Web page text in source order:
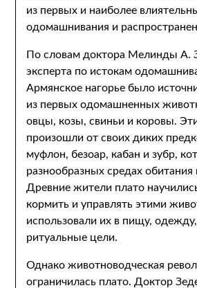
из первых и наиболее
одомашнивания и
По словам доктора Мелинды А.
эксперта по истокам
Армянское нагорье было
из первых одомашненных
овцы, козы, свиньи и коровы.
произошли от своих диких
муфлон, безоар, кабан и зубр,
разнообразных средах обитания
Древние жители плато
кормить и управлять этими
использовали их в пищу,
ритуальные цели.
Однако животноводческая
ограничилась плато. Доктор